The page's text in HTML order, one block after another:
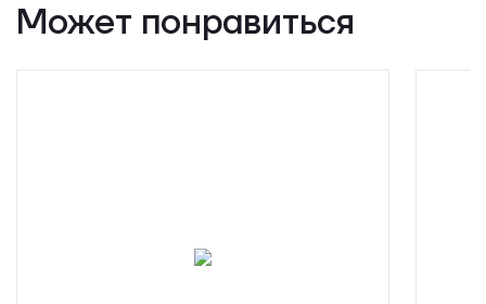
Может понравиться